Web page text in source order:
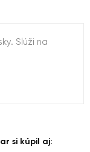
Slúži na
si kúpil aj: